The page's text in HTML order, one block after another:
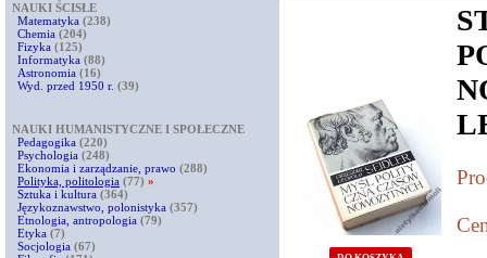
NAUKI ŚCISŁE
Matematyka (238)
Chemia (204)
Fizyka (125)
Informatyka (88)
Astronomia (16)
Wyd. przed 1950 r. (39)
NAUKI HUMANISTYCZNE I SPOŁECZNE
Pedagogika (220)
Psychologia (248)
Ekonomia i zarządzanie, prawo (288)
Polityka, politologia (77) »
Sztuka i kultura (364)
Językoznawstwo, polonistyka (357)
Etnologia, antropologia (79)
Etyka (7)
Socjologia (67)